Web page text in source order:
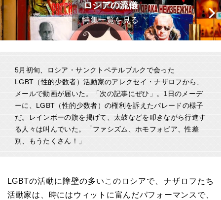
ロシアの流儀
特集一覧を見る
5月初旬、ロシア・サンクトペテルブルクで会った
LGBT（性的少数者）活動家のアレクセイ・ナザロフから、
メールで動画が届いた。「次の記事にぜひ」。1日のメーデ
ーに、LGBT（性的少数者）の権利を訴えたパレードの様子
だ。レインボーの旗を掲げて、太鼓などを叩きながら行進す
る人々は叫んでいた。「ファシズム、ホモフォビア、性差
別、もうたくさん！」
LGBTの活動に障壁の多いこのロシアで、ナザロフたち
活動家は、時にはウィットに富んだパフォーマンスで、